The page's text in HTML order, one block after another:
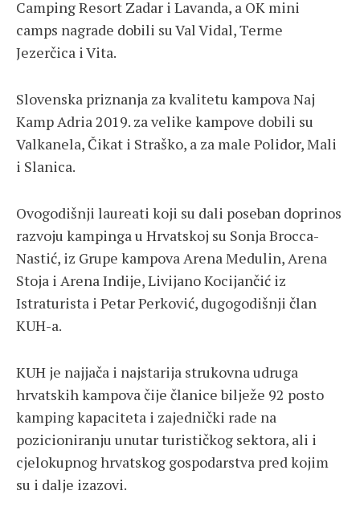
Camping Resort Zadar i Lavanda, a OK mini
camps nagrade dobili su Val Vidal, Terme
Jezerčica i Vita.
Slovenska priznanja za kvalitetu kampova Naj
Kamp Adria 2019. za velike kampove dobili su
Valkanela, Čikat i Straško, a za male Polidor, Mali
i Slanica.
Ovogodišnji laureati koji su dali poseban doprinos
razvoju kampinga u Hrvatskoj su Sonja Brocca-
Nastić, iz Grupe kampova Arena Medulin, Arena
Stoja i Arena Indije, Livijano Kocijančić iz
Istraturista i Petar Perković, dugogodišnji član
KUH-a.
KUH je najjača i najstarija strukovna udruga
hrvatskih kampova čije članice bilježe 92 posto
kamping kapaciteta i zajednički rade na
pozicioniranju unutar turističkog sektora, ali i
cjelokupnog hrvatskog gospodarstva pred kojim
su i dalje izazovi.